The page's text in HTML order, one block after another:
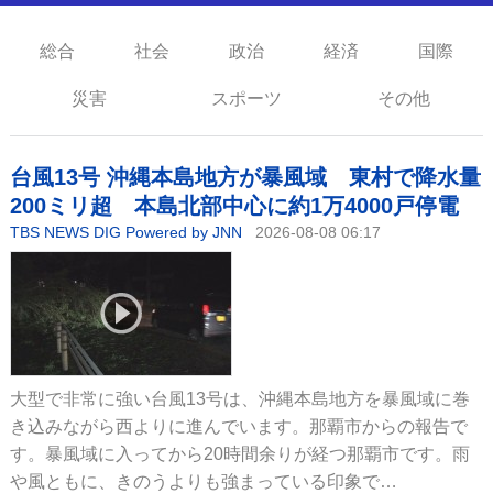
総合 社会 政治 経済 国際
災害 スポーツ その他
台風13号 沖縄本島地方が暴風域 東村で降水量
200ミリ超 本島北部中心に約1万4000戸停電
TBS NEWS DIG Powered by JNN 2026-08-08 06:17
大型で非常に強い台風13号は、沖縄本島地方を暴風域に巻
き込みながら西よりに進んでいます。那覇市からの報告で
す。暴風域に入ってから20時間余りが経つ那覇市です。雨
や風ともに、きのうよりも強まっている印象で…